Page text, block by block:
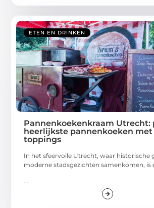
ETEN EN DRINKEN
Pannenkoekenkraam Utrecht:
heerlijkste pannenkoeken met
toppings
In het sfeervolle Utrecht, waar historische
moderne stadsgezichten samenkomen, is
...